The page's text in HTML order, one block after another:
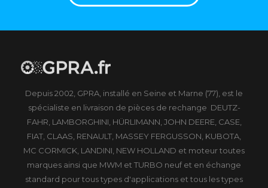
Depuis 2002, GPRA, installé en Seine et Marne (77), est le
spécialiste en livraison de pièces de rechange DEUTZ-
FAHR, LAMBORGHINI, HÜRLIMANN, JOHN DEERE, CASE,
FIAT, CLAAS, RENAULT, MASSEY FERGUSSON, KUBOTA,
MC CORMICK, LANDINI, NEW HOLLAND et moteur toutes
marques ainsi que MWM et TURBO neuf et en échange
standard pour tous types d'applications et tous les types